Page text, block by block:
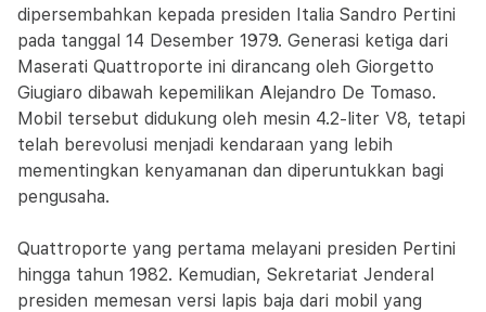
dipersembahkan kepada presiden Italia Sandro Pertini
pada tanggal 14 Desember 1979. Generasi ketiga dari
Maserati Quattroporte ini dirancang oleh Giorgetto
Giugiaro dibawah kepemilikan Alejandro De Tomaso.
Mobil tersebut didukung oleh mesin 4.2-liter V8, tetapi
telah berevolusi menjadi kendaraan yang lebih
mementingkan kenyamanan dan diperuntukkan bagi
pengusaha.
Quattroporte yang pertama melayani presiden Pertini
hingga tahun 1982. Kemudian, Sekretariat Jenderal
presiden memesan versi lapis baja dari mobil yang